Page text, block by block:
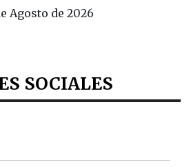
Agosto de 2026
SOCIALES